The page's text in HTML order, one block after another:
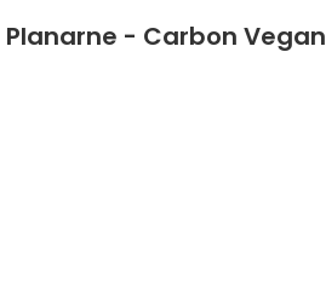
Planarne - Carbon Vegan